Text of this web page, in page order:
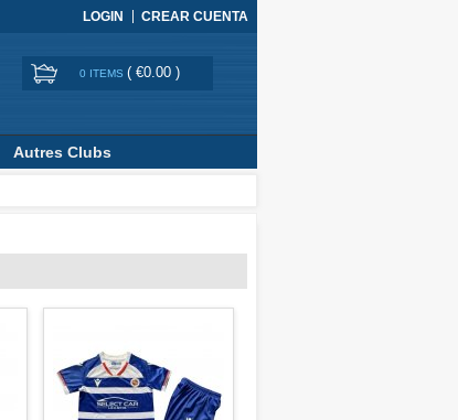
LOGIN CREAR CUENTA
0 ITEMS ( €0.00 )
Autres Clubs